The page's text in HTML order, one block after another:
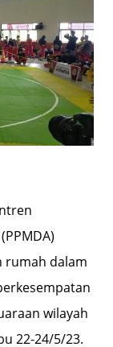
rumah dalam
wilayah
22-24/5/23.